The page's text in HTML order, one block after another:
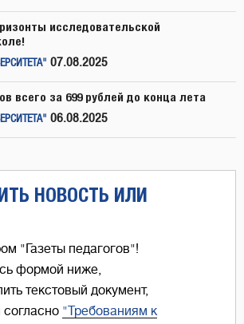
исследовательской
07.08.2025
всего за 699 рублей до конца лета
06.08.2025
НОВОСТЬ ИЛИ
"Газеты педагогов"!
формой ниже,
текстовый документ,
"Требованиям к